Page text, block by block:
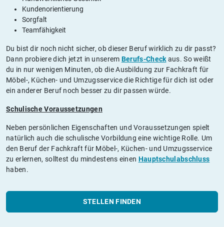
Kundenorientierung
Sorgfalt
Teamfähigkeit
Du bist dir noch nicht sicher, ob dieser Beruf wirklich zu dir passt?
Dann probiere dich jetzt in unserem Berufs-Check aus. So weißt
du in nur wenigen Minuten, ob die Ausbildung zur Fachkraft für
Möbel-, Küchen- und Umzugsservice die Richtige für dich ist oder
ein anderer Beruf noch besser zu dir passen würde.
Schulische Voraussetzungen
Neben persönlichen Eigenschaften und Voraussetzungen spielt
natürlich auch die schulische Vorbildung eine wichtige Rolle. Um
den Beruf der Fachkraft für Möbel-, Küchen- und Umzugsservice
zu erlernen, solltest du mindestens einen Hauptschulabschluss
haben.
STELLEN FINDEN